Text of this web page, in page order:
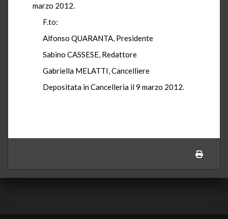
marzo 2012.
F.to:
Alfonso QUARANTA, Presidente
Sabino CASSESE, Redattore
Gabriella MELATTI, Cancelliere
Depositata in Cancelleria il 9 marzo 2012.